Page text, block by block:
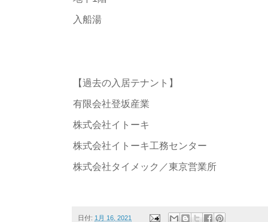
入船湯
【過去の入居テナント】
有限会社登坂産業
株式会社イトーキ
株式会社イトーキ工務センター
株式会社タイメック／東京営業所
日付: 1月 16, 2021